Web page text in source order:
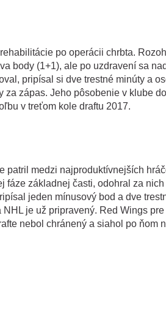
po operácii chrbta.
body (1+1), ale po uzdravení sa
pripísal si dve trestné minúty a
zápas. Jeho pôsobenie v klube
v treťom kole draftu 2017.
patril medzi najproduktívnejších
fáze základnej časti, odohral za
jeden mínusový bod a dve
je už pripravený. Red Wings
nebol chránený a siahol po ňom